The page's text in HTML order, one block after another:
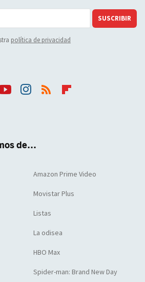
SUSCRIBIR
política de privacidad
de...
Amazon Prime Video
Movistar Plus
Listas
La odisea
HBO Max
Spider-man: Brand New Day